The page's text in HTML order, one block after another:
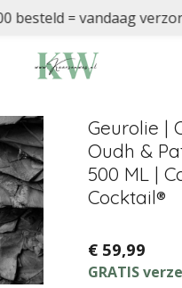
besteld = vandaag
Geurolie |
Oudh &
500 ML |
Cocktail®
€ 59,99
GRATIS